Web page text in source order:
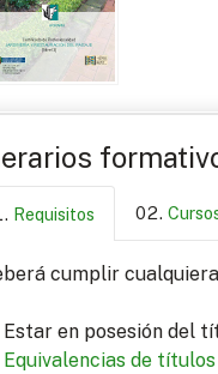
Requisitos
cumplir
Estar en posesión del
Equivalencias de